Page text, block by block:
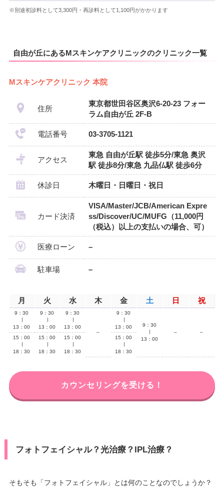
※別途初診料として3,300円・再診料として1,100円がかかります
自由が丘にあるMスキンケアクリニックのクリニック一覧
Mスキンケアクリニック 本院
住所
東京都世田谷区奥沢6-20-23 フォー
ラム自由が丘 2F-B
電話番号 03-3705-1121
アクセス
東急 自由が丘駅 徒歩5分/東急 奥沢
駅 徒歩8分/東急 九品仏駅 徒歩6分
休診日 木曜日・日曜日・祝日
カード決済
VISA/Master/JCB/American Expre
ss/Discover/UC/MUFG（11,000円
（税込）以上の支払いの場合、可）
医療ローン –
駐車場 –
月 火 水 木 金 土 日 祝
9：30
13：00
9：30
13：00
9：30
13：00
–
9：30
13：00
9：30
13：00
–
–
15：00
18：30
15：00
18：30
15：00
18：30
15：00
18：30
カウンセリングを受ける！
フォトフェイシャル？光治療？IPL治療？
そもそも「フォトフェイシャル」とは何のことなのでしょうか？